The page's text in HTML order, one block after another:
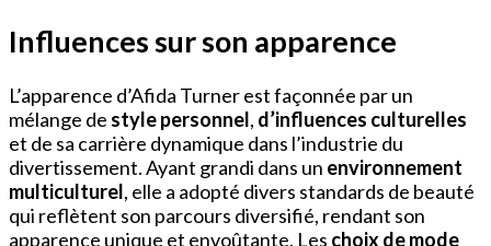
Influences sur son apparence
L’apparence d’Afida Turner est façonnée par un
mélange de style personnel, d’influences culturelles
et de sa carrière dynamique dans l’industrie du
divertissement. Ayant grandi dans un environnement
multiculturel, elle a adopté divers standards de beauté
qui reflètent son parcours diversifié, rendant son
apparence unique et envoûtante. Les choix de mode